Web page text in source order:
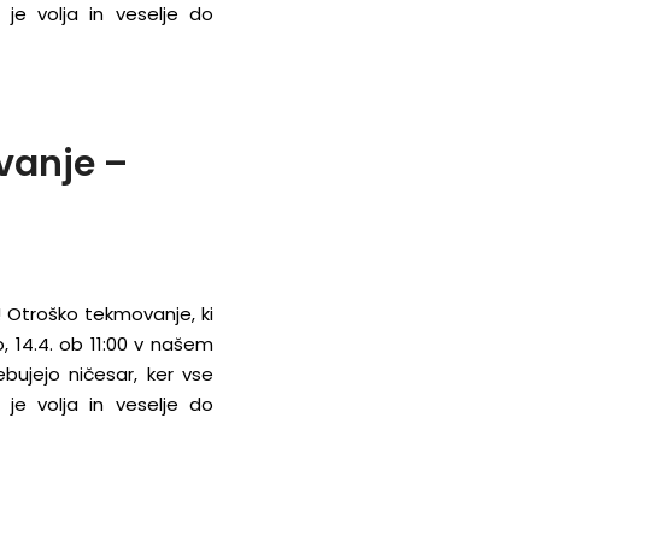
je volja in veselje do
–
tekmovanje, ki
ob 11:00 v našem
ničesar, ker vse
je volja in veselje do